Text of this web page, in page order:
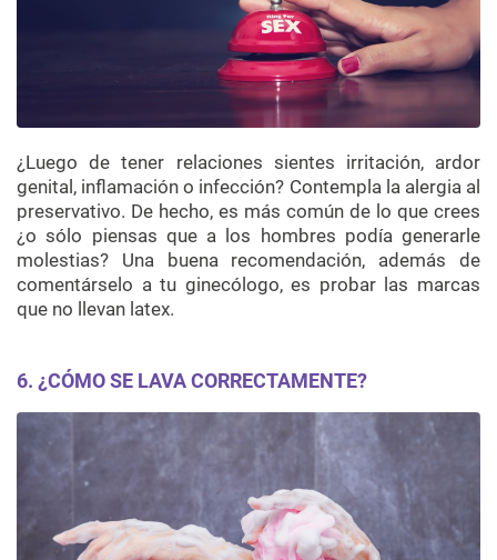
¿Luego de tener relaciones sientes irritación, ardor
genital, inflamación o infección? Contempla la alergia al
preservativo. De hecho, es más común de lo que crees
¿o sólo piensas que a los hombres podía generarle
molestias? Una buena recomendación, además de
comentárselo a tu ginecólogo, es probar las marcas
que no llevan latex.
6. ¿CÓMO SE LAVA CORRECTAMENTE?